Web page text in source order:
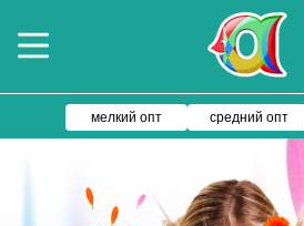
мелкий опт
средний опт